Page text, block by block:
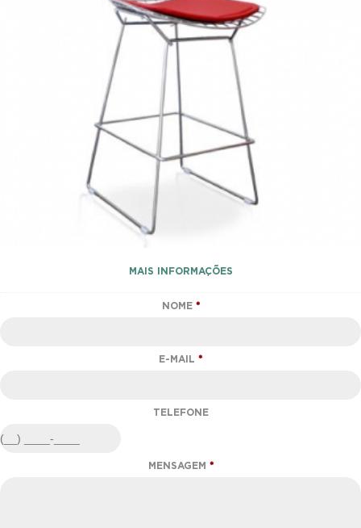
MAIS INFORMAÇÕES
NOME *
E-MAIL *
TELEFONE
MENSAGEM *